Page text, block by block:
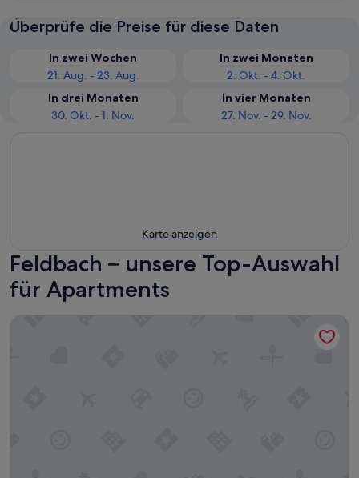
Überprüfe die Preise für diese Daten
In zwei Wochen
21. Aug. - 23. Aug.
In zwei Monaten
2. Okt. - 4. Okt.
In drei Monaten
30. Okt. - 1. Nov.
In vier Monaten
27. Nov. - 29. Nov.
Karte anzeigen
Feldbach – unsere Top-Auswahl
für Apartments